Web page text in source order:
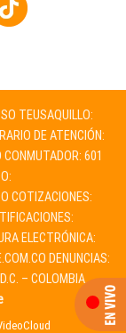
TEUSAQUILLO:
DE ATENCIÓN:
601
COTIZACIONES:
ELECTRÓNICA:
DENUNCIAS:
– COLOMBIA.